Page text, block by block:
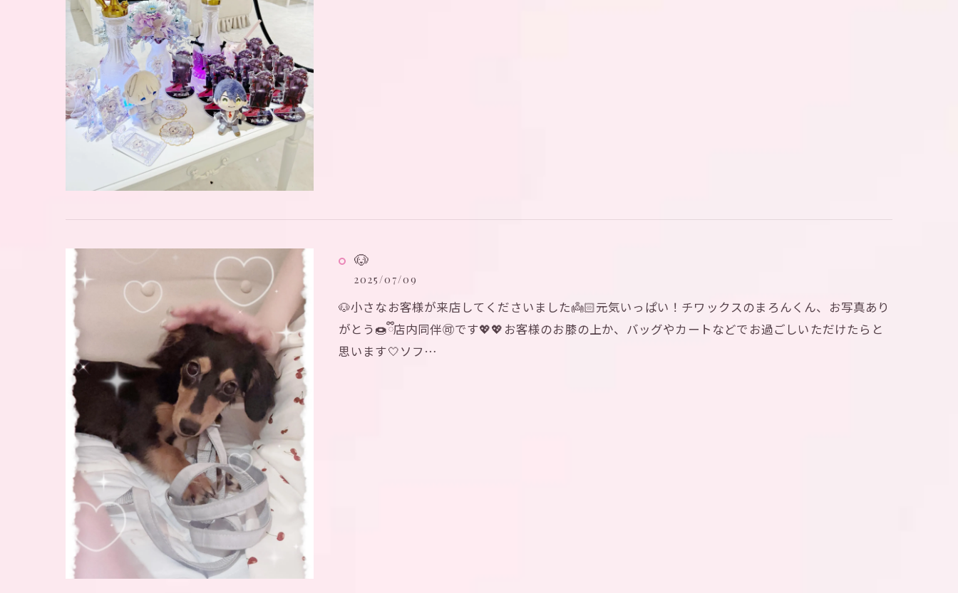
🐶
2025/07/09
🐶小さなお客様が来店してくださいました👼🏻‎元気いっぱい！チワックスのまろんくん、お写真あり
がとう🍩ྀི店内同伴🉑です💖💖お客様のお膝の上か、バッグやカートなどでお過ごしいただけたらと
思います🤍ソフ…